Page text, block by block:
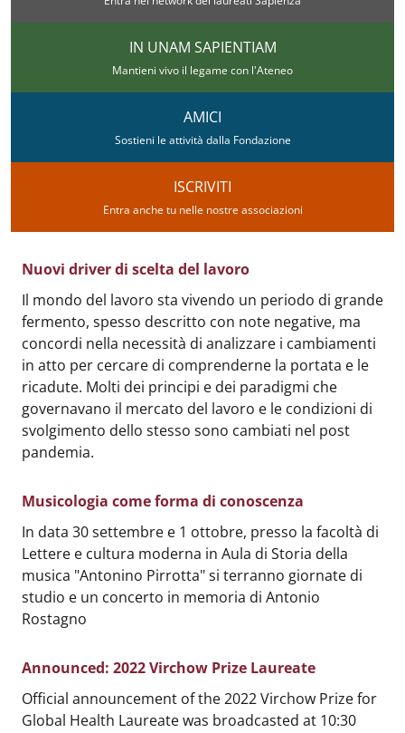
IN UNAM SAPIENTIAM
Mantieni vivo il legame con l'Ateneo
AMICI
Sostieni le attività dalla Fondazione
ISCRIVITI
Entra anche tu nelle nostre associazioni
Nuovi driver di scelta del lavoro
Body:
Il mondo del lavoro sta vivendo un periodo di grande
fermento, spesso descritto con note negative, ma
concordi nella necessità di analizzare i cambiamenti
in atto per cercare di comprenderne la portata e le
ricadute. Molti dei principi e dei paradigmi che
governavano il mercato del lavoro e le condizioni di
svolgimento dello stesso sono cambiati nel post
pandemia.
Musicologia come forma di conoscenza
Body:
In data 30 settembre e 1 ottobre, presso la facoltà di
Lettere e cultura moderna in Aula di Storia della
musica "Antonino Pirrotta" si terranno giornate di
studio e un concerto in memoria di Antonio
Rostagno
Announced: 2022 Virchow Prize Laureate
Body:
Official announcement of the 2022 Virchow Prize for
Global Health Laureate was broadcasted at 10:30